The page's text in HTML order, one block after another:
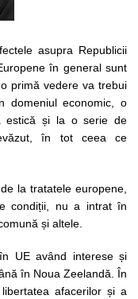
asupra Republicii
în general sunt
primă vedere va trebui
economic, o
estică și la o serie de
în tot ceea ce
la tratatele europene,
condiții, nu a intrat în
și altele.
UE având interese și
în Noua Zeelandă. În
afacerilor și a